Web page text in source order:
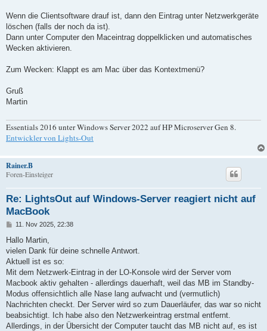
a
Wenn die Clientsoftware drauf ist, dann den Eintrag unter Netzwerkgeräte
löschen (falls der noch da ist).
Dann unter Computer den Maceintrag doppelklicken und automatisches
Wecken aktivieren.
Zum Wecken: Klappt es am Mac über das Kontextmenü?
Gruß
Martin
Essentials 2016 unter Windows Server 2022 auf HP Microserver Gen 8.
Entwickler von Lights-Out
Rainer.B
Foren-Einsteiger
Re: LightsOut auf Windows-Server reagiert nicht auf
MacBook
B
i
r
a
11. Nov 2025, 22:38
Hallo Martin,
vielen Dank für deine schnelle Antwort.
Aktuell ist es so:
Mit dem Netzwerk-Eintrag in der LO-Konsole wird der Server vom
Macbook aktiv gehalten - allerdings dauerhaft, weil das MB im Standby-
Modus offensichtlich alle Nase lang aufwacht und (vermutlich)
Nachrichten checkt. Der Server wird so zum Dauerläufer, das war so nicht
beabsichtigt. Ich habe also den Netzwerkeintrag erstmal entfernt.
Allerdings, in der Übersicht der Computer taucht das MB nicht auf, es ist